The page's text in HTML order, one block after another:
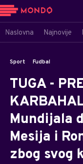
Naslovna Najnovije
Sport Fudbal
TUGA -
Mundijala
Mesija i
zbog svog